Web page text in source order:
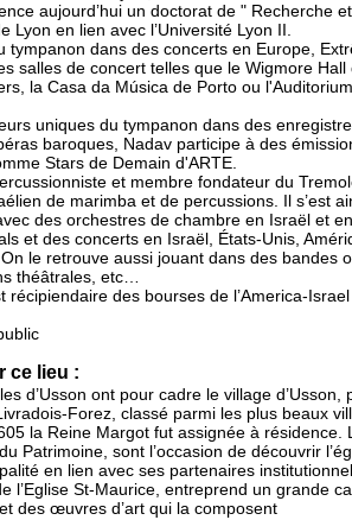
aujourd’hui un doctorat de " Recherche et
Lyon en lien avec l’Université Lyon II.
tympanon dans des concerts en Europe,
salles de concert telles que le Wigmore Hall
la Casa da Música de Porto ou
uniques du tympanon dans des
baroques, Nadav participe à des
Stars de Demain d'ARTE.
et membre fondateur du
de marimba et de percussions. Il s’est
des orchestres de chambre en Israël et en
et des concerts en Israël, États-Unis,
le retrouve aussi jouant dans des bandes
théâtrales, etc…
récipiendaire des bourses de l’America-
ce lieu :
d’Usson ont pour cadre le village d’Usson,
Forez, classé parmi les plus beaux
la Reine Margot fut assignée à résidence.
Patrimoine, sont l’occasion de découvrir
en lien avec ses partenaires
l’Eglise St-Maurice, entreprend un grande
des œuvres d’art qui la composent